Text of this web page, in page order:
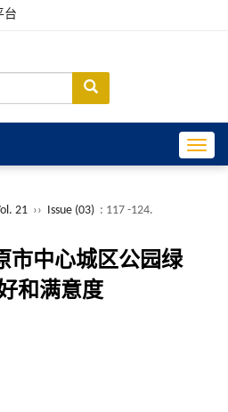
台
21 ›› Issue (03) : 117 -124.
市中心城区公园绿
和满意度